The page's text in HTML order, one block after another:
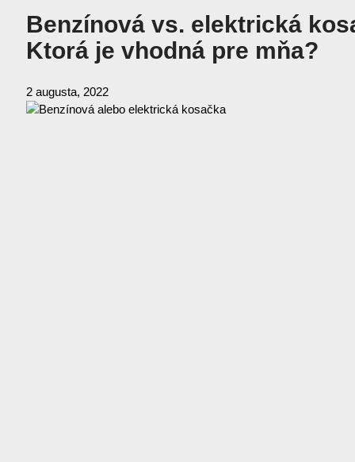
Benzínová vs. elektrická
Ktorá je vhodná pre mňa?
2 augusta, 2022